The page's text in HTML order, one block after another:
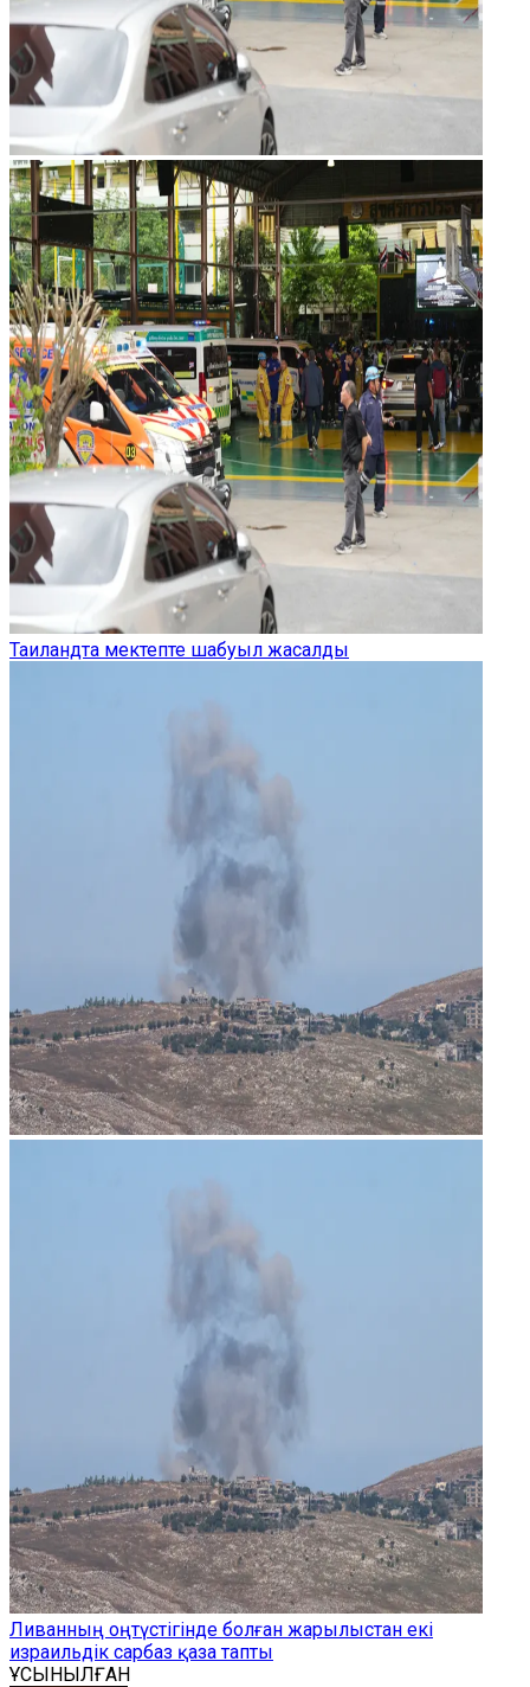
Таиландта мектепте шабуыл жасалды
Ливанның оңтүстігінде болған жарылыстан екі
израильдік сарбаз қаза тапты
ҰСЫНЫЛҒАН